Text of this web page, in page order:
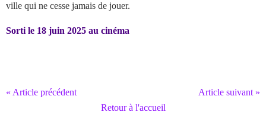
ville qui ne cesse jamais de jouer.
Sorti le 18 juin 2025 au cinéma
« Article précédent
Article suivant »
Retour à l'accueil